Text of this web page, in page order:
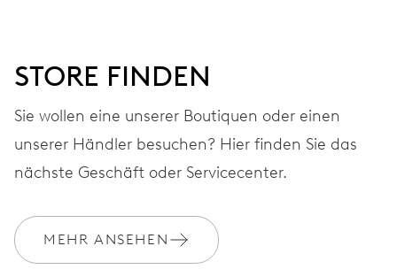
GARANTIE 2 Jahre
Werden Sie Mitglied bei MyOris und verlängern Sie Ihre Garantie
MYORIS
STORE FINDEN
Sie wollen eine unserer Boutiquen oder einen
unserer Händler besuchen? Hier finden Sie das
nächste Geschäft oder Servicecenter.
MEHR ANSEHEN